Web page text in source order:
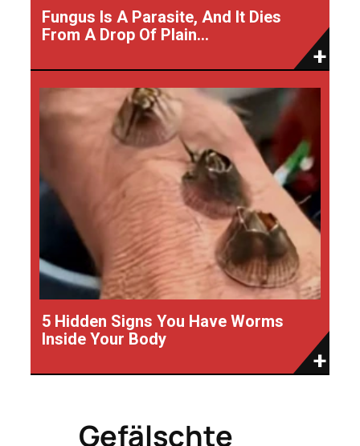
Fungus Is A Parasite, And It Dies
From A Drop Of Plain...
5 Hidden Signs You Have Worms
Inside Your Body
Gefälschte